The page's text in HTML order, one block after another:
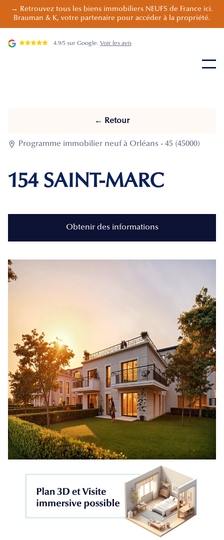
→ Retrouvez tous les biens immobiliers NEUFS de France ici.
Brauman & K, votre partenaire pour accéder à la propriété.
4.9/5 sur Google. Voir les avis
← Retour
 Programme immobilier neuf à Orléans - 45 (45000)
154 SAINT-MARC
Obtenir des informations